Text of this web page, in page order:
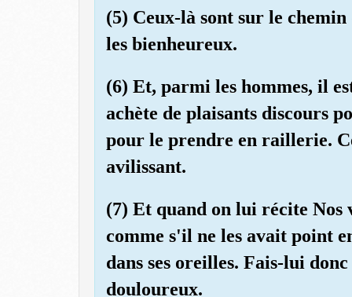
(5) Ceux-là sont sur le
les bienheureux.
(6) Et, parmi les hommes, il
achète de plaisants discours
pour le prendre en raillerie.
avilissant.
(7) Et quand on lui récite Nos
comme s'il ne les avait point
dans ses oreilles. Fais-lui
douloureux.